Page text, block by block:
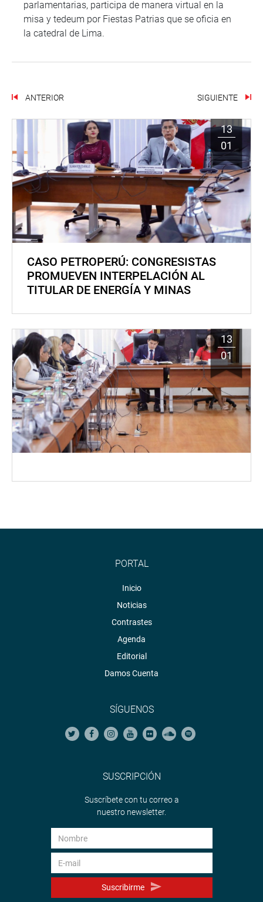
parlamentarias, participa de manera virtual en la
misa y tedeum por Fiestas Patrias que se oficia en
la catedral de Lima.
ANTERIOR SIGUIENTE
13
01
CASO PETROPERÚ: CONGRESISTAS
PROMUEVEN INTERPELACIÓN AL
TITULAR DE ENERGÍA Y MINAS
13
01
PORTAL
Inicio
Noticias
Contrastes
Agenda
Editorial
Damos Cuenta
SÍGUENOS
SUSCRIPCIÓN
Suscríbete con tu correo a
nuestro newsletter.
Suscribirme